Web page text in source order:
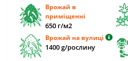
Врожай в
приміщенні
650 г/м2
Врожай на вулиці
1400 g/рослину